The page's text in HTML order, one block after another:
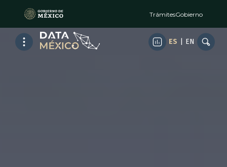
TrámitesGobierno
ES EN